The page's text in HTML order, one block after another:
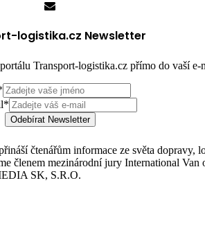
logistika.cz Newsletter
Transport-logistika.cz přímo do vaší e-
*
Odebírat Newsletter
čtenářům informace ze světa dopravy,
členem mezinárodní jury International Van
SK, S.R.O.